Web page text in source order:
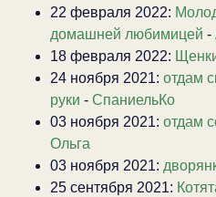
22 февраля 2022:
домашней любимицей -
18 февраля 2022:
24 ноября 2021: отдам
руки - СпаниельКо
03 ноября 2021: отдам
Ольга
03 ноября 2021:
25 сентября 2021: